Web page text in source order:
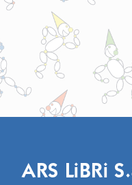
ARS LiBRi